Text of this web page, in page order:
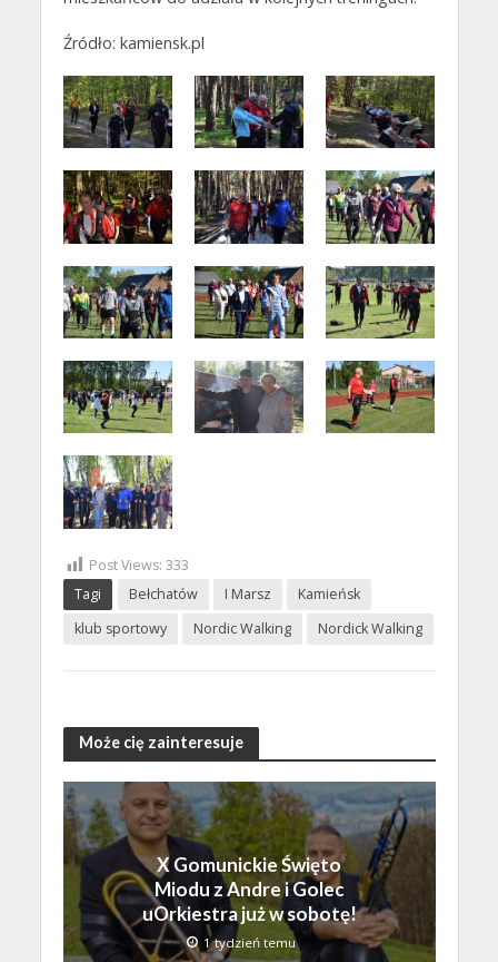
Źródło: kamiensk.pl
Post Views: 333
Tagi
Bełchatów I Marsz
Kamieńsk
klub sportowy
Nordic Walking Nordick Walking
Może cię zainteresuje
X Gomunickie Święto
Miodu z Andre i Golec
uOrkiestra już w sobotę!
1 tydzień temu